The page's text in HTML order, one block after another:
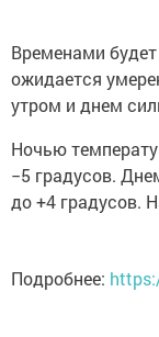
Временами
ожидается
утром и днем
Ночью
−5 градусов.
до +4 градусов.
Подробнее: